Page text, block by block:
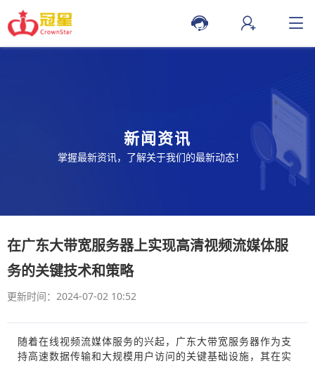
新闻资讯
掌握最新资讯，了解关于我们的最新动态！
在广东大带宽服务器上实现高清视频流媒体服
务的关键技术和策略
更新时间：2024-07-02 10:52
随着在线视频流媒体服务的兴起，广东大带宽服务器作为支
持高速数据传输和大规模用户访问的关键基础设施，其在实